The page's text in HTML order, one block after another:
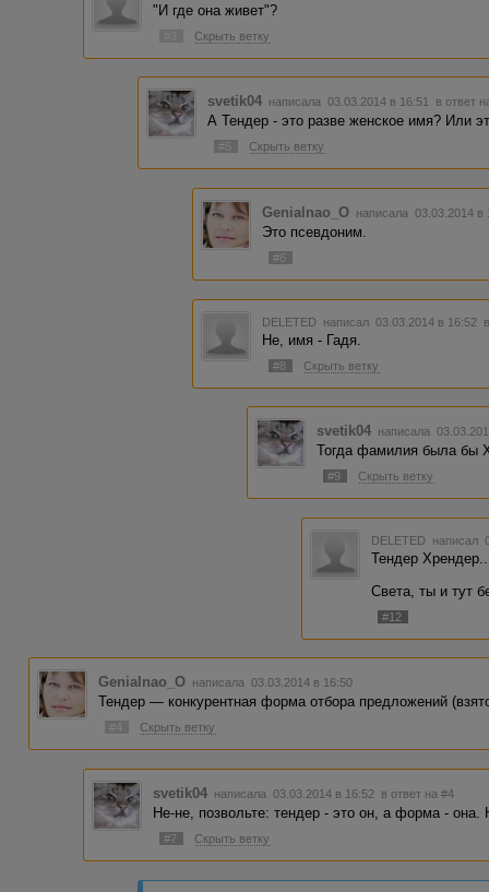
"И где она живет"?
Скрыть ветку
svetik04 написала 03.03.2014 в 16:51 в ответ
А Тендер - это разве женское имя? Или
#5 Скрыть ветку
Genialnao_O написала 03.03.2014
Это псевдоним.
#6
DELETED написал 03.03.2014 в 16:52
Не, имя - Гадя.
#8 Скрыть ветку
svetik04 написала
Тогда фамилия была бы
#9 Скрыть ветку
DELETED написал
Тендер
Света, ты и тут
#12
Genialnao_O написала 03.03.2014 в 16:50
Тендер — конкурентная форма отбора предложений
Скрыть ветку
svetik04 написала 03.03.2014 в 16:52 в ответ на #4
Не-не, позвольте: тендер - это он, а форма - она.
#7 Скрыть ветку